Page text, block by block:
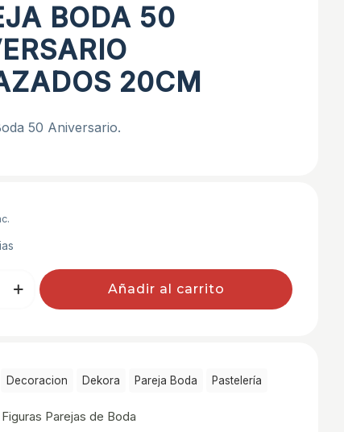
BODA 50
20CM
50 Aniversario.
Añadir al carrito
Decoracion Dekora Pareja Boda Pastelerí­a
Figuras Parejas de Boda